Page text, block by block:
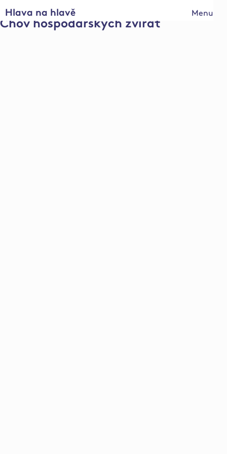
Menu
Hlava na hlavě
Chov hospodářských zvířat